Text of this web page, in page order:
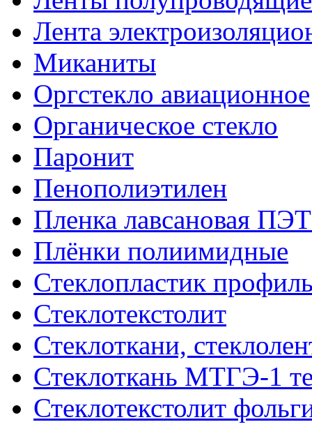
Лента
Миканиты
Оргстекло авиационное
Органическое стекло
Паронит
Пенополиэтилен
Пленка лавсановая
Плёнки полиимидные
Стеклопластик
Стеклотекстолит
Стеклоткани,
Стеклоткань МТГЭ-1
Стеклотекстолит